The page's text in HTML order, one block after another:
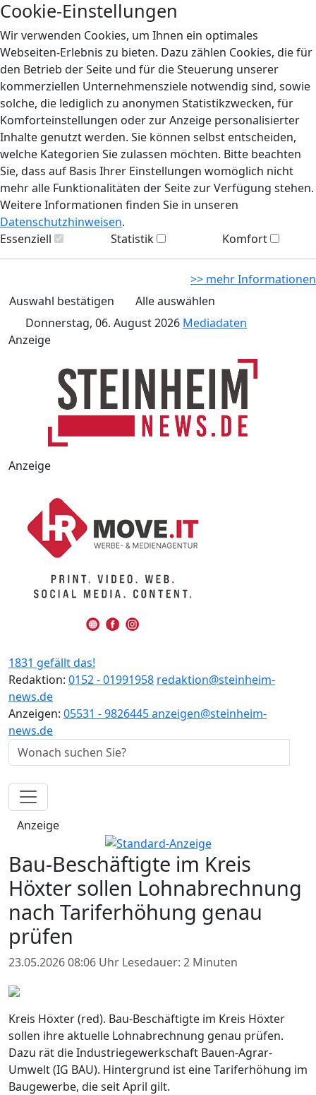
Cookie-Einstellungen
Wir verwenden Cookies, um Ihnen ein optimales
Webseiten-Erlebnis zu bieten. Dazu zählen Cookies, die für
den Betrieb der Seite und für die Steuerung unserer
kommerziellen Unternehmensziele notwendig sind, sowie
solche, die lediglich zu anonymen Statistikzwecken, für
Komforteinstellungen oder zur Anzeige personalisierter
Inhalte genutzt werden. Sie können selbst entscheiden,
welche Kategorien Sie zulassen möchten. Bitte beachten
Sie, dass auf Basis Ihrer Einstellungen womöglich nicht
mehr alle Funktionalitäten der Seite zur Verfügung stehen.
Weitere Informationen finden Sie in unseren
Datenschutzhinweisen.
Essenziell
Statistik Komfort
>> mehr Informationen
Auswahl bestätigen
Alle auswählen
Donnerstag, 06. August 2026 Mediadaten
Anzeige
Anzeige
1831 gefällt das!
Redaktion: 0152 - 01991958 redaktion@steinheim-
news.de
Anzeigen: 05531 - 9826445anzeigen@steinheim-
news.de
Anzeige
Bau-Beschäftigte im Kreis
Höxter sollen Lohnabrechnung
nach Tariferhöhung genau
prüfen
23.05.2026 08:06 Uhr Lesedauer: 2 Minuten
Kreis Höxter (red). Bau-Beschäftigte im Kreis Höxter
sollen ihre aktuelle Lohnabrechnung genau prüfen.
Dazu rät die Industriegewerkschaft Bauen-Agrar-
Umwelt (IG BAU). Hintergrund ist eine Tariferhöhung im
Baugewerbe, die seit April gilt.